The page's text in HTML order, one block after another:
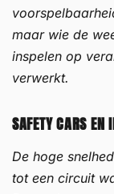
maar wie de
inspelen op
verwerkt.
SAFETY CARS EN
De hoge
tot een circuit